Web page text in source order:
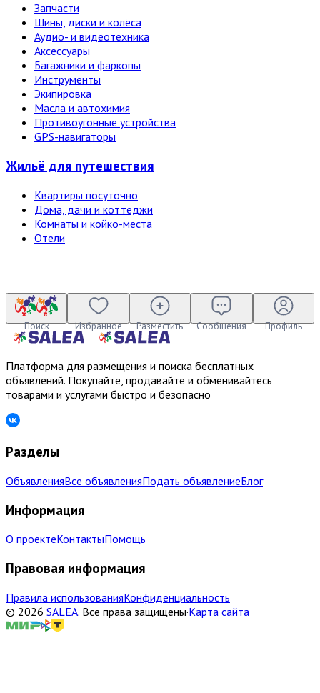
Запчасти
Шины, диски и колёса
Аудио- и видеотехника
Аксессуары
Багажники и фаркопы
Инструменты
Экипировка
Масла и автохимия
Противоугонные устройства
GPS-навигаторы
Жильё для путешествия
Квартиры посуточно
Дома, дачи и коттеджи
Комнаты и койко-места
Отели
Поиск Избранное Разместить Сообщения Профиль
Платформа для размещения и поиска бесплатных
объявлений. Покупайте, продавайте и обменивайтесь
товарами и услугами быстро и безопасно
Разделы
ОбъявленияВсе объявленияПодать объявлениеБлог
Информация
О проектеКонтактыПомощь
Правовая информация
Правила использованияКонфиденциальность
© 2026 SALEA. Все права защищены·Карта сайта